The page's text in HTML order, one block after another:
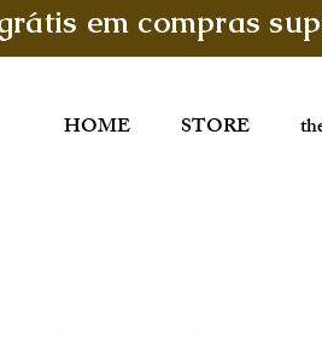
em compras
HOME STORE